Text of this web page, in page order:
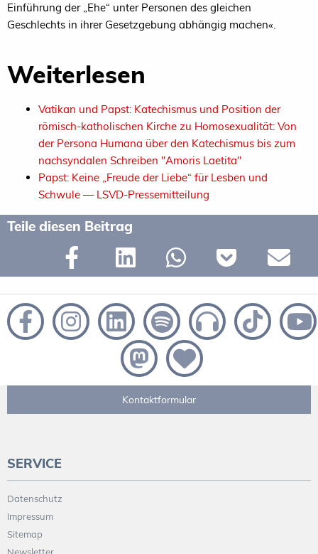
Einführung der „Ehe“ unter Personen des gleichen
Geschlechts in ihrer Gesetzgebung abhängig machen«.
Weiterlesen
Vatikan und Papst: Katechismus und Position der
römisch-katholischen Kirche zu Homosexualität: Von
der Persona Humana über den Katechismus bis zum
nachsyndalen Schreiben "Amoris Laetita"
Papst: Keine „Freude der Liebe“ für Lesben und
Schwule — LSVD-Pressemitteilung
Teile diesen Beitrag
Kontaktformular
SERVICE
Datenschutz
Impressum
Sitemap